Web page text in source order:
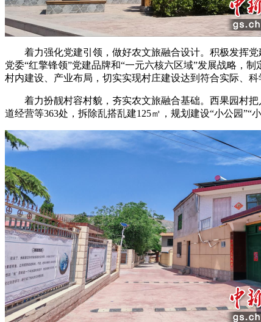
着力强化党建引领，做好农文旅融合设计。积极发挥党
党委“红擎锋领”党建品牌和“一元六核六区域”发展战略，
村内建设、产业布局，切实实现村庄建设达到符合实际、科
着力扮靓村容村貌，夯实农文旅融合基础。西果园村把
道经营等363处，拆除乱搭乱建125㎡，规划建设“小公园”“